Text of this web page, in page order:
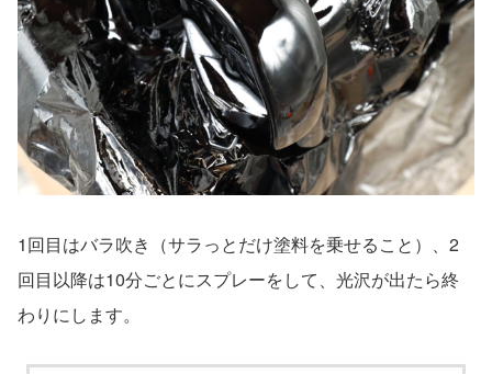
1回目はバラ吹き（サラっとだけ塗料を乗せること）、2
回目以降は10分ごとにスプレーをして、光沢が出たら終
わりにします。